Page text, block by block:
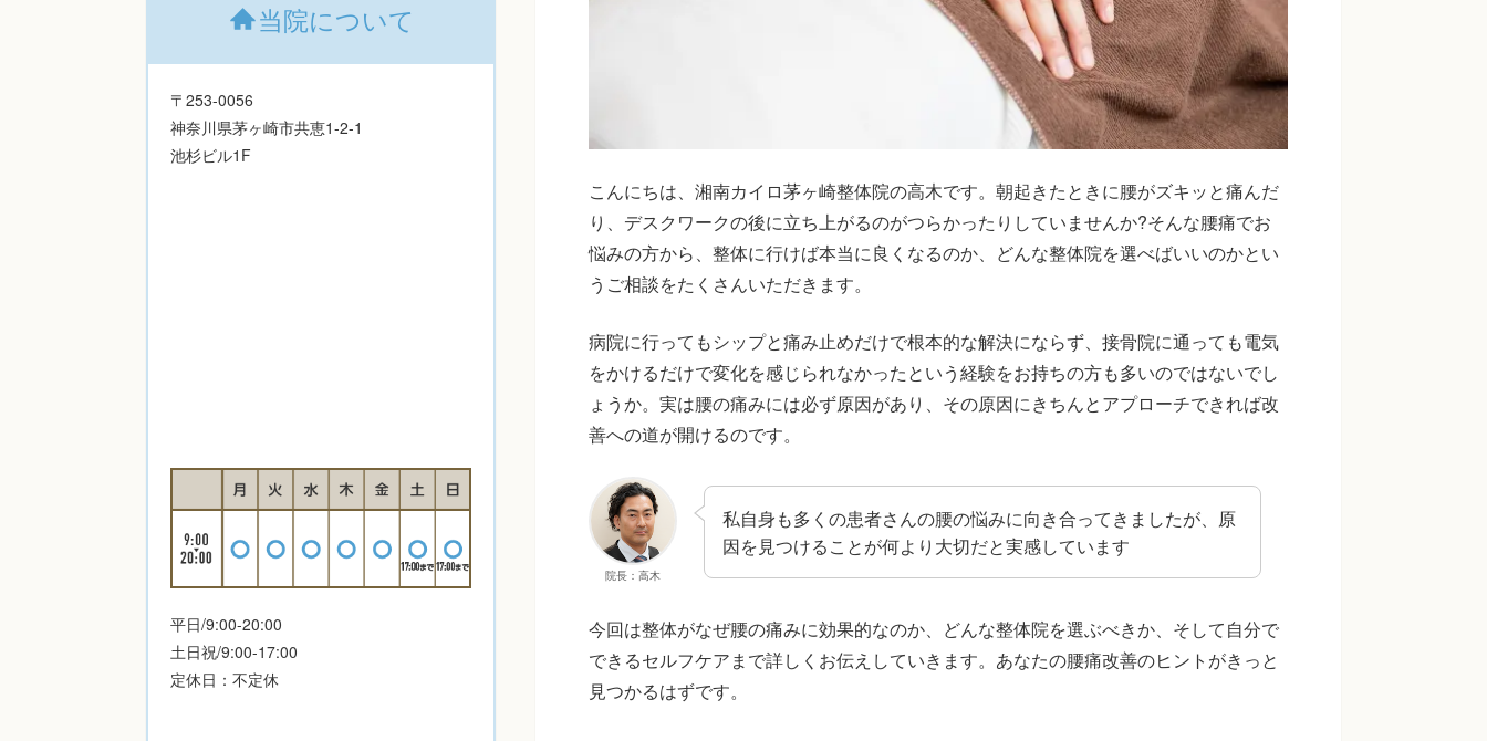
こんにちは、湘南カイロ茅ヶ崎整体院の高木です。朝起きたときに腰がズキッと痛んだ
り、デスクワークの後に立ち上がるのがつらかったりしていませんか?そんな腰痛でお
悩みの方から、整体に行けば本当に良くなるのか、どんな整体院を選べばいいのかとい
うご相談をたくさんいただきます。
病院に行ってもシップと痛み止めだけで根本的な解決にならず、接骨院に通っても電気
をかけるだけで変化を感じられなかったという経験をお持ちの方も多いのではないでし
ょうか。実は腰の痛みには必ず原因があり、その原因にきちんとアプローチできれば改
善への道が開けるのです。
院長：高木
私自身も多くの患者さんの腰の悩みに向き合ってきましたが、原
因を見つけることが何より大切だと実感しています
今回は整体がなぜ腰の痛みに効果的なのか、どんな整体院を選ぶべきか、そして自分で
できるセルフケアまで詳しくお伝えしていきます。あなたの腰痛改善のヒントがきっと
見つかるはずです。
当院について
〒253-0056
神奈川県茅ヶ崎市共恵1-2-1
池杉ビル1F
平日/9:00-20:00
土日祝/9:00-17:00
定休日：不定休